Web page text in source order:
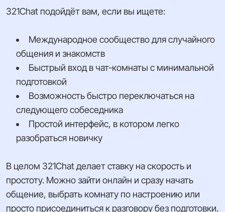
321Chat подойдёт вам, если вы ищете:
Международное сообщество для случайного
общения и знакомств
Быстрый вход в чат-комнаты с минимальной
подготовкой
Возможность быстро переключаться на
следующего собеседника
Простой интерфейс, в котором легко
разобраться новичку
В целом 321Chat делает ставку на скорость и
простоту. Можно зайти онлайн и сразу начать
общение, выбрать комнату по настроению или
просто присоединиться к разговору без подготовки.